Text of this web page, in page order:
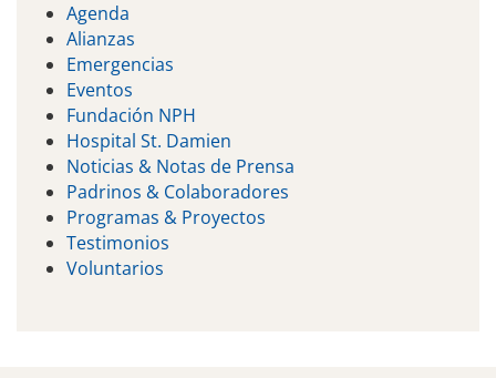
Agenda
Alianzas
Emergencias
Eventos
Fundación NPH
Hospital St. Damien
Noticias & Notas de Prensa
Padrinos & Colaboradores
Programas & Proyectos
Testimonios
Voluntarios